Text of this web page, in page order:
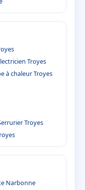
Troyes
à chaleur Troyes
Troyes
Narbonne